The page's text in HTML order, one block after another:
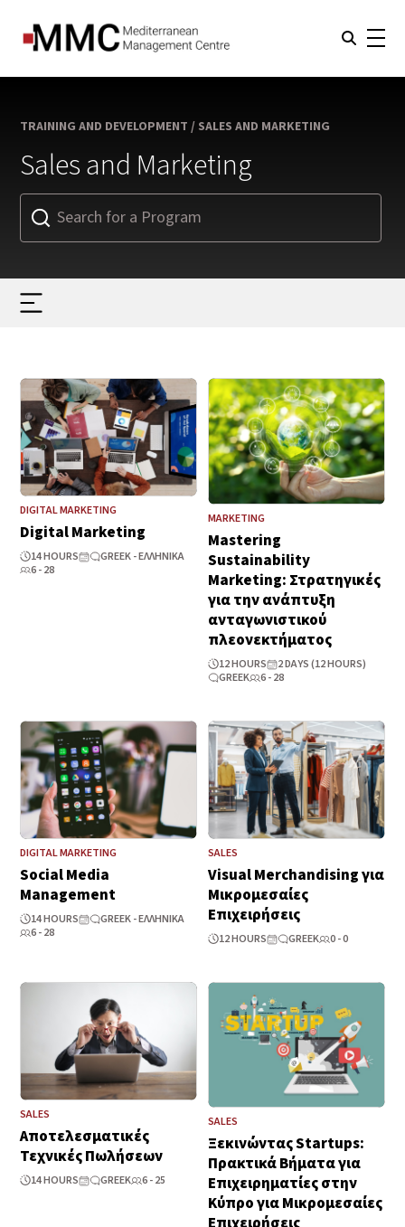
TRAINING AND DEVELOPMENT / SALES AND MARKETING
Sales and Marketing
DIGITAL MARKETING
Digital Marketing
14 HOURS
GREEK - ΕΛΛΗΝΙΚΆ
6 - 28
MARKETING
Mastering
Sustainability
Marketing: Στρατηγικές
για την ανάπτυξη
ανταγωνιστικού
πλεονεκτήματος
12 HOURS
2 DAYS (12 HOURS)
GREEK
6 - 28
DIGITAL MARKETING
Social Media
Management
14 HOURS
GREEK - ΕΛΛΗΝΙΚΆ
6 - 28
SALES
Visual Merchandising για
Μικρομεσαίες
Επιχειρήσεις
12 HOURS GREEK 0 - 0
SALES
Αποτελεσματικές
Τεχνικές Πωλήσεων
14 HOURS GREEK 6 - 25
SALES
Ξεκινώντας Startups:
Πρακτικά Βήματα για
Επιχειρηματίες στην
Κύπρο για Μικρομεσαίες